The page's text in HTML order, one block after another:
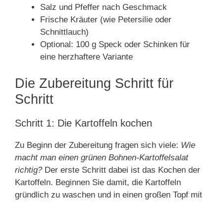
Salz und Pfeffer nach Geschmack
Frische Kräuter (wie Petersilie oder
Schnittlauch)
Optional: 100 g Speck oder Schinken für
eine herzhaftere Variante
Die Zubereitung Schritt für
Schritt
Schritt 1: Die Kartoffeln kochen
Zu Beginn der Zubereitung fragen sich viele: Wie
macht man einen grünen Bohnen-Kartoffelsalat
richtig?Der erste Schritt dabei ist das Kochen der
Kartoffeln. Beginnen Sie damit, die Kartoffeln
gründlich zu waschen und in einen großen Topf mit